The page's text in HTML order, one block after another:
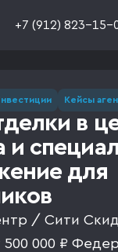
+7 (912) 823-15-
Кейсы
в
и
для
/ Сити
000 ₽